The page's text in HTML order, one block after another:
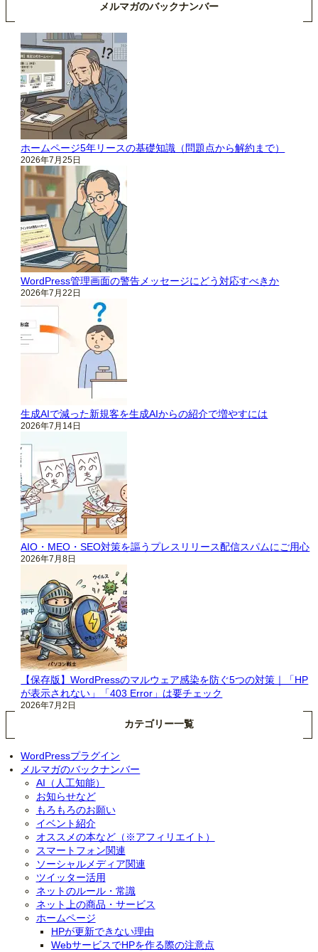
メルマガのバックナンバー
ホームページ5年リースの基礎知識（問題点から解約まで）
2026年7月25日
WordPress管理画面の警告メッセージにどう対応すべきか
2026年7月22日
生成AIで減った新規客を生成AIからの紹介で増やすには
2026年7月14日
AIO・MEO・SEO対策を謳うプレスリリース配信スパムにご用心
2026年7月8日
【保存版】WordPressのマルウェア感染を防ぐ5つの対策｜「HP
が表示されない」「403 Error」は要チェック
2026年7月2日
カテゴリー一覧
WordPressプラグイン
メルマガのバックナンバー
AI（人工知能）
お知らせなど
もろもろのお願い
イベント紹介
オススメの本など（※アフィリエイト）
スマートフォン関連
ソーシャルメディア関連
ツイッター活用
ネットのルール・常識
ネット上の商品・サービス
ホームページ
HPが更新できない理由
WebサービスでHPを作る際の注意点